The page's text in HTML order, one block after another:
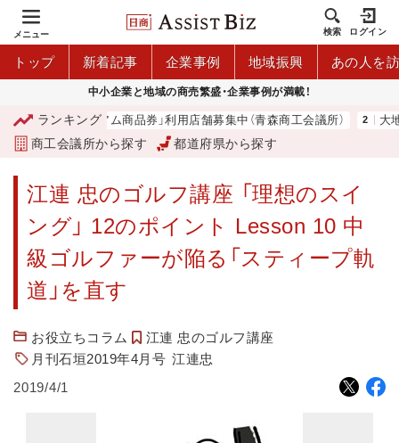
メニュー 検索 ログイン
トップ 新着記事 企業事例 地域振興 あの人を
中小企業と地域の商売繁盛・企業事例が満載！
ランキング
青森市プレミアム商品券」利用店舗募集中（青森商工会議所） 大地
商工会議所から探す 都道府県から探す
江連 忠のゴルフ講座 「理想のスイ
ング」 12のポイント Lesson 10 中
級ゴルファーが陥る「スティープ軌
道」を直す
お役立ちコラム
江連 忠のゴルフ講座
月刊石垣2019年4月号 江連忠
2019/4/1